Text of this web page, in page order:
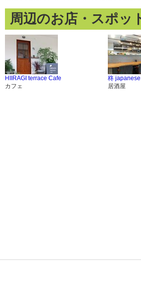
周辺のお店・スポッ
HIIRAGI terrace Cafe
カフェ
柊
居酒屋